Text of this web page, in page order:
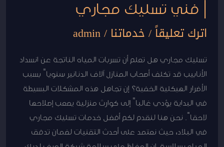
| فني تسليك مجاري
اترك تعليقاً/خدماتنا /
admin
تسليك مجاري هل تعلم أن تسربات المياه الناتجة عن انسداد
الأنابيب قد تكلف أصحاب المنازل آلاف الدنانير سنوياً بسبب
الأضرار الهيكلية الخفية؟ إن تجاهل هذه المشكلات البسيطة
في البداية يؤدي غالباً إلى كوارث منزلية يصعب إصلاحها
لاحقاً. نحن هنا لنقدم لكم أفضل خدمات تسليك مجاري
في البلاد، حيث نعتمد على أحدث التقنيات لضمان تدفق